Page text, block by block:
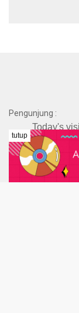
Pengunjung :
Today's
Today's
Total
Total page
tutup